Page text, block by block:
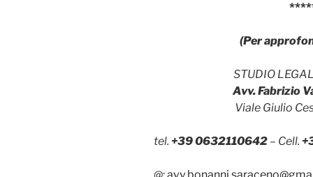
(Per
STUDIO
Avv. Fabrizio
Viale Giulio
tel. +39 0632110642 – Cell.